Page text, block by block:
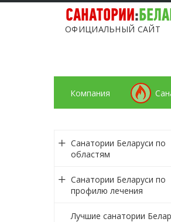
САНАТОРИИ:
ОФИЦИАЛЬНЫЙ САЙТ
Компания
Санатории Беларуси по
областям
Санатории Беларуси по
профилю лечения
Лучшие санатории